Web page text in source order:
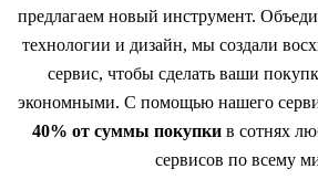
предлагаем новый инструмент.
технологии и дизайн, мы создали
сервис, чтобы сделать ваши
экономными. С помощью нашего
40% от суммы покупкив сотнях
сервисов по всему